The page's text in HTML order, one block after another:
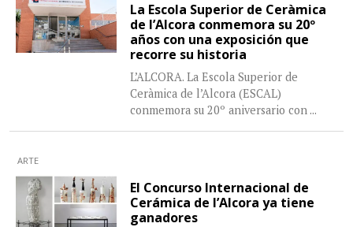
La Escola Superior de Ceràmica
de l’Alcora conmemora su 20º
años con una exposición que
recorre su historia
L’ALCORA. La Escola Superior de
Ceràmica de l’Alcora (ESCAL)
conmemora su 20º aniversario con ...
ARTE
El Concurso Internacional de
Cerámica de l’Alcora ya tiene
ganadores